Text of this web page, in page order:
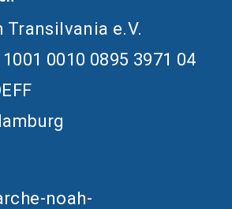
Transilvania e.V.
1001 0010 0895 3971 04
noah-